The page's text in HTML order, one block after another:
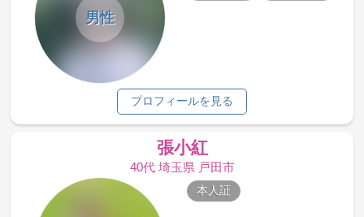
男性
プロフィールを見る
張小紅
40代 埼玉県 戸田市
本人証